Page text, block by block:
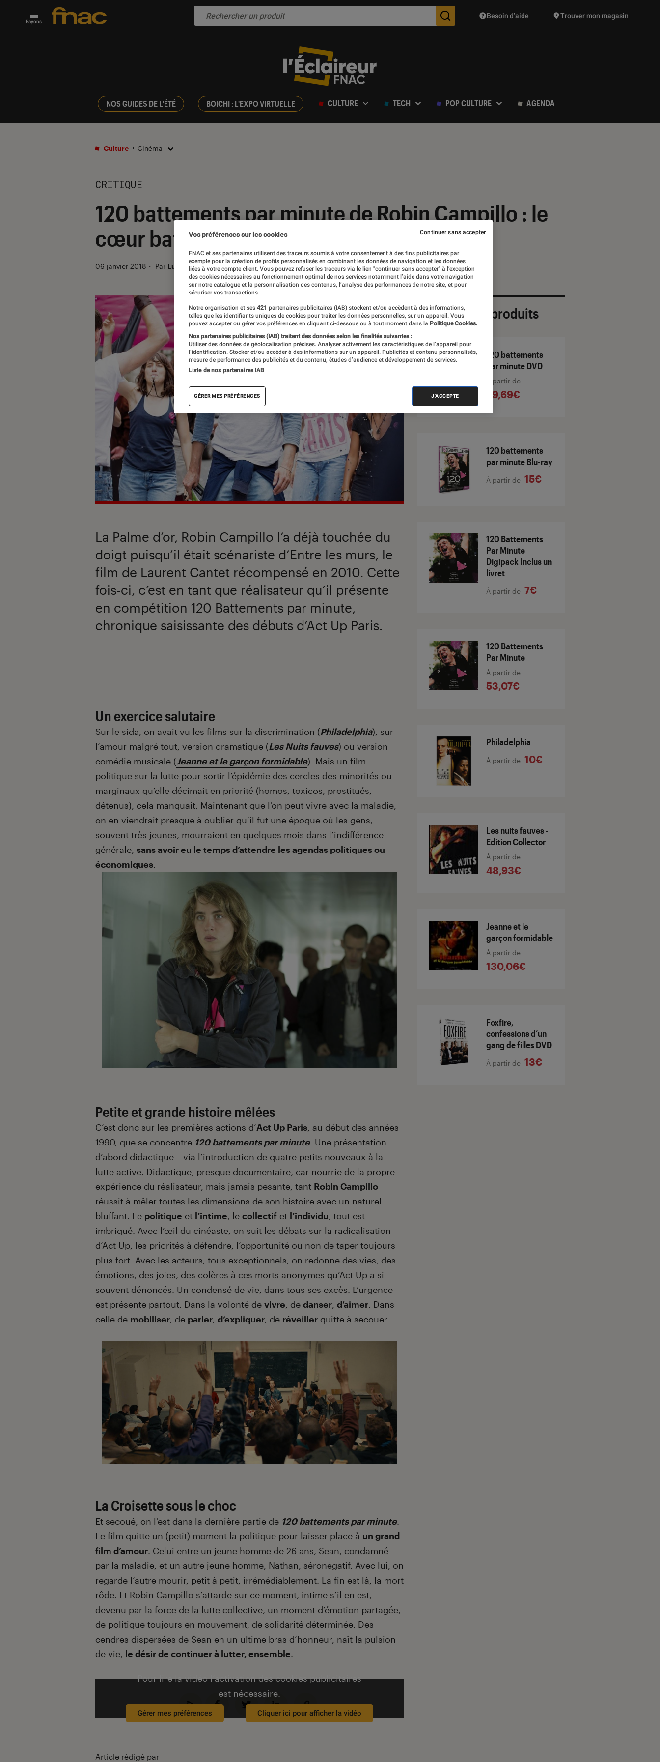
Rayons Des suggestions de produits vont vous être proposées
Besoin d’aide Trouver mon magasin
NOS GUIDES DE L'ÉTÉ BOICHI : L'EXPO VIRTUELLE CULTURE TECH POP CULTURE AGENDA
Culture Cinéma
CRITIQUE
120 battements par minute de Robin Campillo : le
cœur battant
06 janvier 2018 ・ Par Lucie
La Palme d’or, Robin Campillo l’a déjà touchée du
doigt puisqu’il était scénariste d’Entre les murs, le
film de Laurent Cantet récompensé en 2010. Cette
fois-ci, c’est en tant que réalisateur qu’il présente
en compétition 120 Battements par minute,
chronique saisissante des débuts d’Act Up Paris.
Un exercice salutaire
Sur le sida, on avait vu les films sur la discrimination (Philadelphia), sur
l’amour malgré tout, version dramatique (Les Nuits fauves) ou version
comédie musicale (Jeanne et le garçon formidable). Mais un film
politique sur la lutte pour sortir l’épidémie des cercles des minorités ou
marginaux qu’elle décimait en priorité (homos, toxicos, prostitués,
détenus), cela manquait. Maintenant que l’on peut vivre avec la maladie,
on en viendrait presque à oublier qu’il fut une époque où les gens,
souvent très jeunes, mourraient en quelques mois dans l’indifférence
générale, sans avoir eu le temps d’attendre les agendas politiques ou
économiques.
Petite et grande histoire mêlées
C’est donc sur les premières actions d’Act Up Paris, au début des années
1990, que se concentre 120 battements par minute. Une présentation
d’abord didactique – via l’introduction de quatre petits nouveaux à la
lutte active. Didactique, presque documentaire, car nourrie de la propre
expérience du réalisateur, mais jamais pesante, tant Robin Campillo
réussit à mêler toutes les dimensions de son histoire avec un naturel
bluffant. Le politique et l’intime, le collectif et l’individu, tout est
imbriqué. Avec l’œil du cinéaste, on suit les débats sur la radicalisation
d’Act Up, les priorités à défendre, l’opportunité ou non de taper toujours
plus fort. Avec les acteurs, tous exceptionnels, on redonne des vies, des
émotions, des joies, des colères à ces morts anonymes qu’Act Up a si
souvent dénoncés. Un condensé de vie, dans tous ses excès. L’urgence
est présente partout. Dans la volonté de vivre, de danser, d’aimer. Dans
celle de mobiliser, de parler, d’expliquer, de réveiller quitte à secouer.
La Croisette sous le choc
Et secoué, on l’est dans la dernière partie de 120 battements par minute.
Le film quitte un (petit) moment la politique pour laisser place à un grand
film d’amour. Celui entre un jeune homme de 26 ans, Sean, condamné
par la maladie, et un autre jeune homme, Nathan, séronégatif. Avec lui, on
regarde l’autre mourir, petit à petit, irrémédiablement. La fin est là, la mort
rôde. Et Robin Campillo s’attarde sur ce moment, intime s’il en est,
devenu par la force de la lutte collective, un moment d’émotion partagée,
de politique toujours en mouvement, de solidarité déterminée. Des
cendres dispersées de Sean en un ultime bras d’honneur, naît la pulsion
de vie, le désir de continuer à lutter, ensemble.
Pour lire la vidéo l’activation des cookies publicitaires
est nécessaire.
Gérer mes préférences Cliquer ici pour afficher la vidéo
Article rédigé par
Sélection de produits
120 battements
par minute DVD
À partir de
29,69€
120 battements
par minute Blu-ray
À partir de 15€
120 Battements
Par Minute
Digipack Inclus un
livret
À partir de 7€
120 Battements
Par Minute
À partir de
53,07€
Philadelphia
À partir de 10€
Les nuits fauves -
Edition Collector
À partir de
48,93€
Jeanne et le
garçon formidable
À partir de
130,06€
Foxfire,
confessions d’un
gang de filles DVD
À partir de 13€
Vos préférences sur les cookies
FNAC et ses partenaires utilisent des traceurs soumis à votre consentement à des fins publicitaires par
exemple pour la création de profils personnalisés en combinant les données de navigation et les données
liées à votre compte client. Vous pouvez refuser les traceurs via le lien "continuer sans accepter" à l’exception
des cookies nécessaires au fonctionnement optimal de nos services notamment l’aide dans votre navigation
sur notre catalogue et la personnalisation des contenus, l’analyse des performances de notre site, et pour
sécuriser vos transactions.
Notre organisation et ses 421 partenaires publicitaires (IAB) stockent et/ou accèdent à des informations,
telles que les identifiants uniques de cookies pour traiter les données personnelles, sur un appareil. Vous
pouvez accepter ou gérer vos préférences en cliquant ci-dessous ou à tout moment dans la Politique Cookies.
Nos partenaires publicitaires (IAB) traitent des données selon les finalités suivantes :
Utiliser des données de géolocalisation précises. Analyser activement les caractéristiques de l’appareil pour
l’identification. Stocker et/ou accéder à des informations sur un appareil. Publicités et contenu personnalisés,
mesure de performance des publicités et du contenu, études d’audience et développement de services.
Liste de nos partenaires IAB
GÉRER MES PRÉFÉRENCES J'ACCEPTE
Continuer sans accepter